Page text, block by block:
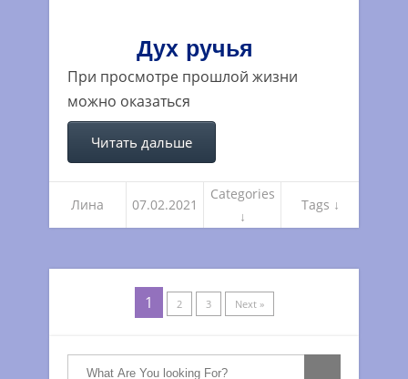
Дух ручья
При просмотре прошлой жизни
можно оказаться
Читать дальше
Лина 07.02.2021
Categories
↓
Tags ↓
1 2 3 Next »